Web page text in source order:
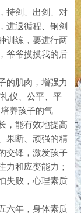
持剑、出剑、对
进退循程、钢剑
训练，要进行两
爷爷摸摸我的后
的肌肉，增强力
仪、公平、平
养孩子的气
，能有效地提高
果断、顽强的精
交锋，激发孩子
力和应变能力；
失败，心理素质
六年，身体素质